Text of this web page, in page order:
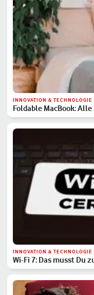
INNOVATION & TECHNOLOGIE
Foldable MacBook:
INNOVATION & TECHNOLOGIE
Wi-Fi 7: Das musst Du